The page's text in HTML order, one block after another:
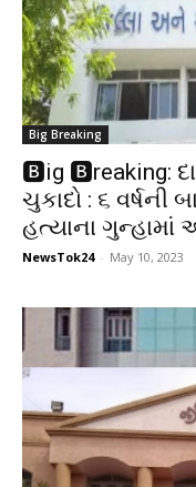
Big Breaking
🅱️ig 🅱️reaking:
ચુકાદો : ૬
હત્યાના ગુન્હામાં
NewsTok24 - May 10, 2023